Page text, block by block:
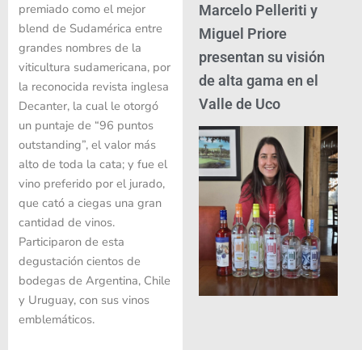
premiado como el mejor
blend de Sudamérica entre
grandes nombres de la
viticultura sudamericana, por
la reconocida revista inglesa
Decanter, la cual le otorgó
un puntaje de “96 puntos
outstanding”, el valor más
alto de toda la cata; y fue el
vino preferido por el jurado,
que cató a ciegas una gran
cantidad de vinos.
Participaron de esta
degustación cientos de
bodegas de Argentina, Chile
y Uruguay, con sus vinos
emblemáticos.
Marcelo Pelleriti y
Miguel Priore
presentan su visión
de alta gama en el
Valle de Uco